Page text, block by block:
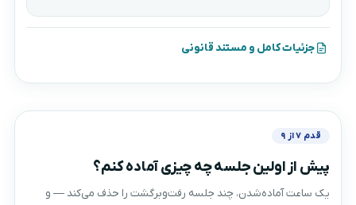
جزئیات کامل و مستند قانونی
قدم ۷ از ۹
پیش از اولین جلسه چه چیزی آماده کنم؟
یک ساعت آماده‌شدن، چند جلسه رفت‌وبرگشت را حذف می‌کند — و